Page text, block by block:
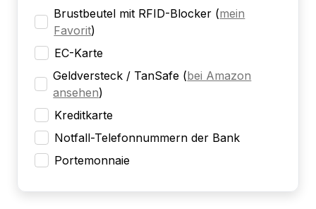
Brustbeutel mit RFID-Blocker (mein
Favorit)
EC-Karte
Geldversteck / TanSafe (bei Amazon
ansehen)
Kreditkarte
Notfall-Telefonnummern der Bank
Portemonnaie